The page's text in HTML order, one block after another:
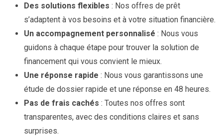
Des solutions flexibles : Nos offres de prêt
s’adaptent à vos besoins et à votre situation financière.
Un accompagnement personnalisé : Nous vous
guidons à chaque étape pour trouver la solution de
financement qui vous convient le mieux.
Une réponse rapide : Nous vous garantissons une
étude de dossier rapide et une réponse en 48 heures.
Pas de frais cachés : Toutes nos offres sont
transparentes, avec des conditions claires et sans
surprises.